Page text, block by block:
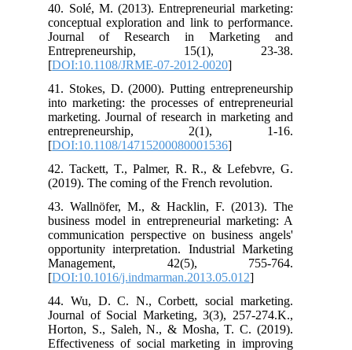
40. Solé, M. (2013). Entrepreneurial marketing:
conceptual exploration and link to performance.
Journal of Research in Marketing and
Entrepreneurship, 15(1), 23-38.
[DOI:10.1108/JRME-07-2012-0020
41. Stokes, D. (2000). Putting entrepreneurship
into marketing: the processes of entrepreneurial
marketing. Journal of research in marketing and
entrepreneurship, 2(1), 1-16.
[DOI:10.1108/14715200080001536
42. Tackett, T., Palmer, R. R., & Lefebvre, G.
(2019). The coming of the French revolution.
43. Wallnöfer, M., & Hacklin, F. (2013). The
business model in entrepreneurial marketing: A
communication perspective on business angels'
opportunity interpretation. Industrial Marketing
Management, 42(5), 755-764.
[DOI:10.1016/j.indmarman.2013.05.012
44. Wu, D. C. N., Corbett, social marketing.
Journal of Social Marketing, 3(3), 257-274.K.,
Horton, S., Saleh, N., & Mosha, T. C. (2019).
Effectiveness of social marketing in improving